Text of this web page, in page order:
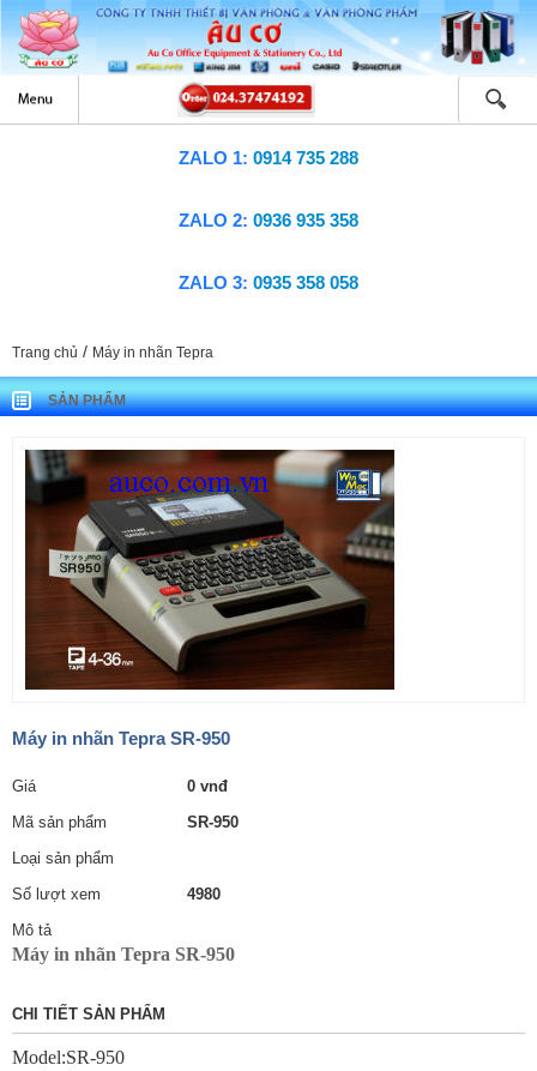
ZALO 1: 0914 735 288
ZALO 2: 0936 935 358
ZALO 3: 0935 358 058
Trang chủ / Máy in nhãn Tepra
SẢN PHẨM
Máy in nhãn Tepra SR-950
Giá
0 vnđ
Mã sản phẩm
SR-950
Loại sản phẩm
Số lượt xem
4980
Mô tả
Máy in nhãn Tepra SR-950
CHI TIẾT SẢN PHẨM
Model:SR-950